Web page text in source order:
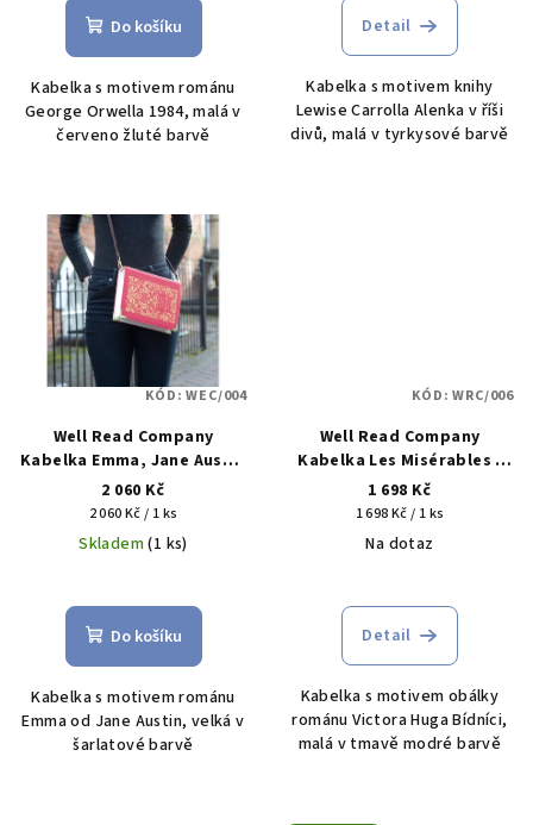
Do košíku
Kabelka s motivem románu
George Orwella 1984, malá v
červeno žluté barvě
Detail
Kabelka s motivem knihy
Lewise Carrolla Alenka v říši
divů, malá v tyrkysové barvě
Well Read Company
Kabelka Emma, Jane Austin
- velká
2 060 Kč
Měrná
cena:
2 060 Kč / 1 ks
Skladem(1 ks)
Do košíku
Kabelka s motivem románu
Emma od Jane Austin, velká v
šarlatové barvě
KÓD:WEC/004
Well Read Company
Kabelka Les Misérables -
Bídníci, Victor Hugo - malá
1 698 Kč
Měrná
cena:
1 698 Kč / 1 ks
Na dotaz
Detail
Kabelka s motivem obálky
románu Victora Huga Bídníci,
malá v tmavě modré barvě
KÓD:WRC/006